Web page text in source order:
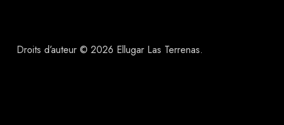
Droits d’auteur © 2026 Ellugar Las Terrenas.